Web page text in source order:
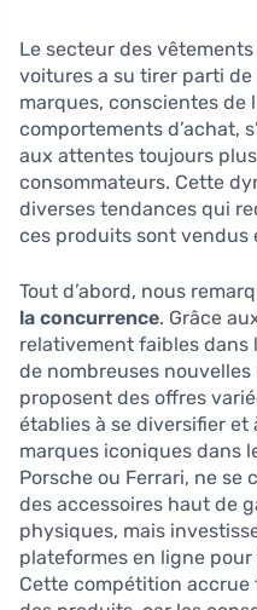
Le secteur des
voitures a su tirer parti de
marques, conscientes de
comportements d’achat,
aux attentes toujours
consommateurs. Cette
diverses tendances qui
ces produits sont vendus
Tout d’abord, nous
la concurrence. Grâce
relativement faibles dans
de nombreuses
proposent des offres
établies à se diversifier et
marques iconiques dans
Porsche ou Ferrari, ne
des accessoires haut de
physiques, mais
plateformes en ligne
Cette compétition